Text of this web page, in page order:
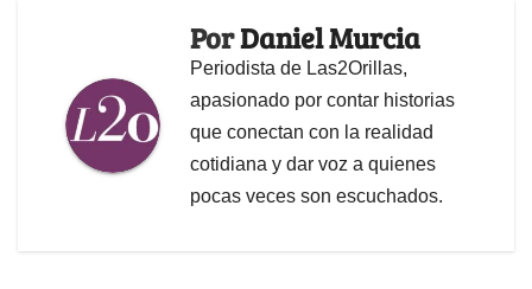
PorDaniel Murcia
Periodista de Las2Orillas,
apasionado por contar historias
que conectan con la realidad
cotidiana y dar voz a quienes
pocas veces son escuchados.